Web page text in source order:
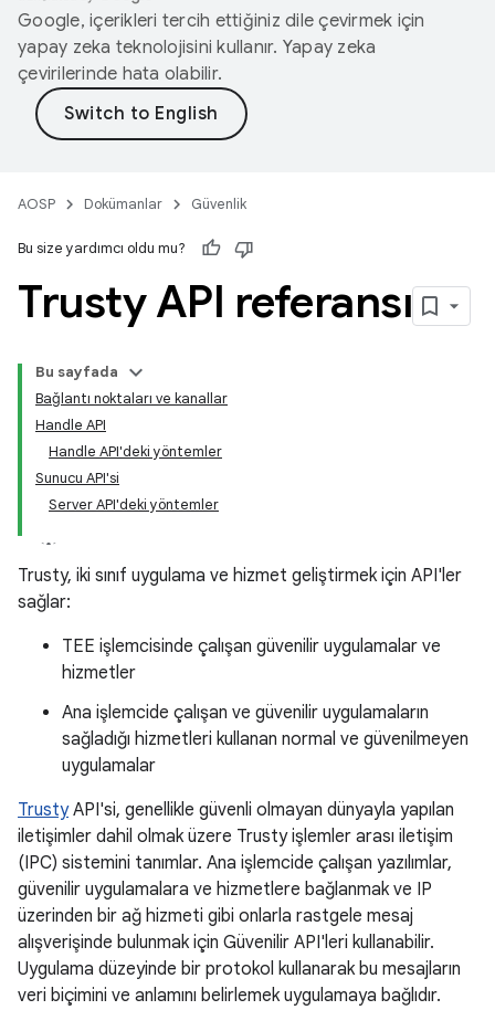
Google, içerikleri tercih ettiğiniz dile çevirmek için
yapay zeka teknolojisini kullanır. Yapay zeka
çevirilerinde hata olabilir.
AOSP Dokümanlar Güvenlik
Bu size yardımcı oldu mu?
Trusty API referansı
Bu sayfada
Bağlantı noktaları ve kanallar
Handle API
Handle API'deki yöntemler
Sunucu API'si
Server API'deki yöntemler
Trusty, iki sınıf uygulama ve hizmet geliştirmek için API'ler
sağlar:
TEE işlemcisinde çalışan güvenilir uygulamalar ve
hizmetler
Ana işlemcide çalışan ve güvenilir uygulamaların
sağladığı hizmetleri kullanan normal ve güvenilmeyen
uygulamalar
TrustyAPI'si, genellikle güvenli olmayan dünyayla yapılan
iletişimler dahil olmak üzere Trusty işlemler arası iletişim
(IPC) sistemini tanımlar. Ana işlemcide çalışan yazılımlar,
güvenilir uygulamalara ve hizmetlere bağlanmak ve IP
üzerinden bir ağ hizmeti gibi onlarla rastgele mesaj
alışverişinde bulunmak için Güvenilir API'leri kullanabilir.
Uygulama düzeyinde bir protokol kullanarak bu mesajların
veri biçimini ve anlamını belirlemek uygulamaya bağlıdır.